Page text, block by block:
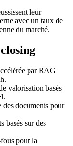
leur
avec un taux de
du marché.
par RAG
valorisation basés
des documents pour
basés sur des
pour la